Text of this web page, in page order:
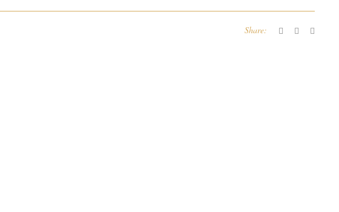
Share: